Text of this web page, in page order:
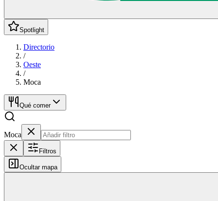
Spotlight
Directorio
/
Oeste
/
Moca
Qué comer
Moca
Filtros
Ocultar mapa